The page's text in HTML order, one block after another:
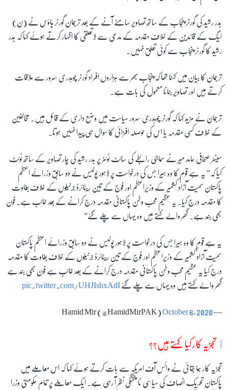
بدر رشید کی گورنر پنجاب کے ساتھ تصاویر سامنے آنے کے بعد ترجمان گورنر ہاؤس نے (ن)
لیگ کے قائدین کے خلاف مقدمہ کے مدعی سے لاتعلقی کا اظہار کرتے ہوئے کہا کہ بدر
رشید کا گورنر پنجاب سے کوئی تعلق نہیں۔
ترجمان کا بیان میں کہنا تھا کہ پنجاب بھر سے ہزاروں افراد گورنر چوہدری سرور سے ملاقات
کرتے ہیں اور تصاویر بنانا معمول کی بات ہے۔
ترجمان نے مزید کہا کہ گورنر چوہدری سرور سیاست میں وضع داری کے قائل ہیں۔ مخالفین
کے خلاف کسی مقدمہ یا اس کی حوصلہ افزائی کا سوال ہی پیدا نہیں ہوتا۔
سینئر صحافی حامد میر نے سماجی رابطے کی سائٹ ٹوئٹر پر بدر رشید کی چار تصاویر کے ساتھ ٹوئٹ
کیا کہ” یہ ہے قوم کا وہ ہیرا جس کی درخواست پر لاہور پولیس نے دو سابق وزرائے اعظم
پاکستان سمیت آزاد کشمیر کے وزیراعظم اور فوج کے تین ریٹائرڈ جرنیلوں کے خلاف بغاوت
کا مقدمہ درج کیا۔ یہ عظیم محب وطن پاکستانی مقدمہ درج کرانے کے بعد غائب ہے۔ فون
بھی بند ہے۔ گھر والے کہتے ہیں وہ یہاں سے چلے گئے”
یہ ہے قوم کا وہ ہیرا جس کی درخواست پر لاہور پولیس نے دو سابق وزرائے اعظم پاکستان
سمیت آزاد کشمیر کے وزیراعظم اور فوج کے تین ریٹائرڈ جرنیلوں کے خلاف بغاوت کا مقدمہ
درج کیا یہ عظیم محب وطن پاکستانی مقدمہ درج کرانے کے بعد غائب ہے فون بھی بند ہے
گھر والے کہتے ہیں وہ یہاں سے چلے گئے pic.twitter.com/UHJIsbxAdI
— Hamid Mir (@HamidMirPAK)
October 6, 2020
تجزیہ کار کیا کہتے ہیں؟؟
تجزیہ کار ہما بقائی نے وائس آف امریکہ سے بات کرتے ہوئے کہا کہ اس معاملے میں
پاکستان تحریک انصاف کی سیاسی ناپختگی نظر آ رہی ہے۔ ایک معاملے پر تمام حکومتی وزرا